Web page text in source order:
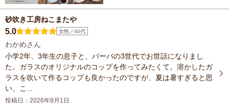
砂吹き工房ねこまたや
5.0 女性／40代
わかめさん
小学2年、3年生の息子と、バーバの3世代でお世話になりまし
た。ガラスのオリジナルのコップを作ってみたくて。溶かしたガ
ラスを吹いて作るコップも良かったのですが、夏は暑すぎると思
い、こ...
投稿日：2026年8月1日